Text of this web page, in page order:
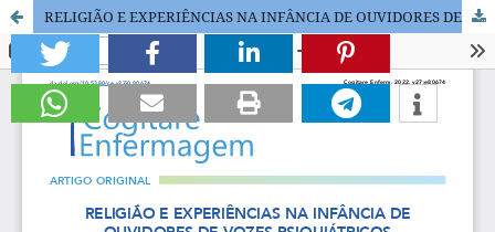
RELIGIÃO E EXPERIÊNCIAS NA INFÂNCIA DE OUVIDORES DE VOZES PSIQUIÁTRICOS